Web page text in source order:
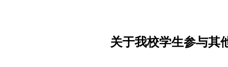
关于我校学生参与其